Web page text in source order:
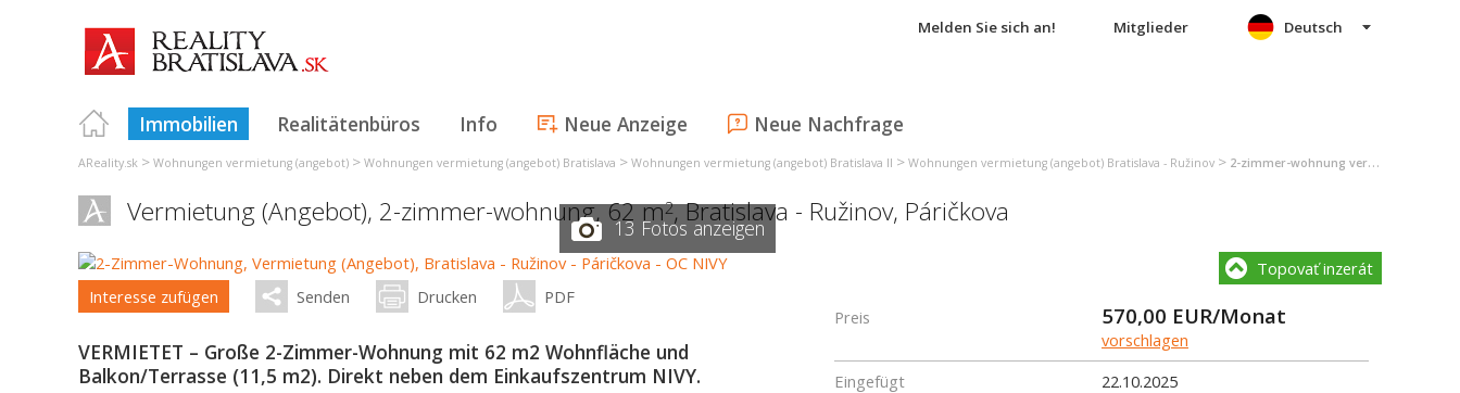
Melden Sie sich an! Mitglieder
Immobilien Realitätenbüros Info Neue Anzeige Neue Nachfrage
Deutsch
AReality.sk > Wohnungen vermietung (angebot) > Wohnungen vermietung (angebot) Bratislava > Wohnungen vermietung (angebot) Bratislava II > Wohnungen vermietung (angebot) Bratislava - Ružinov > 2-zimmer-wohnung vermietung (angebot) Bratislava - Ružinov
Vermietung (Angebot), 2-zimmer-wohnung, 62 m2,Bratislava - Ružinov, Páričkova
13 Fotos anzeigen
Interesse zufügen Senden Drucken PDF
VERMIETET – Große 2-Zimmer-Wohnung mit 62 m2 Wohnfläche und
Balkon/Terrasse (11,5 m2). Direkt neben dem Einkaufszentrum NIVY.
Topovať inzerát
Preis 570,00 EUR/Monat
vorschlagen
Eingefügt
22.10.2025